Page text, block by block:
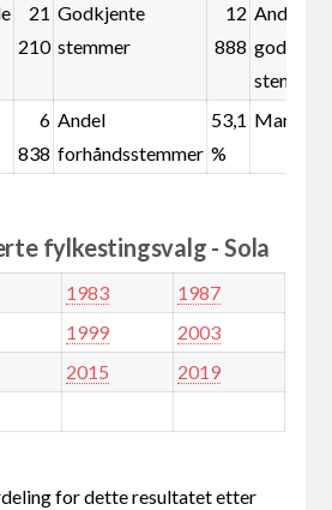
21
210
Godkjente
stemmer
12
888
Andel
stemmer
6
838
Andel
forhåndsstemmer
53,1
%
fylkestingsvalg - Sola
1983
1987
1999
2003
2015
2019
for dette resultatet etter